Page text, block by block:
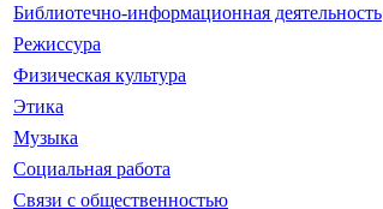
Библиотечно-информационная деятельность
Режиссура
Физическая культура
Этика
Музыка
Социальная работа
Связи с общественностью